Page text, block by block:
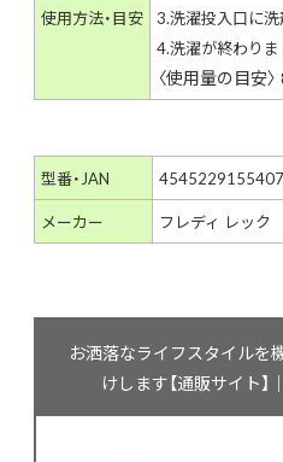
使用方法・目安 3.洗濯投入口に洗
4.洗濯が終わり
〈使用量の目安
型番・JAN
メーカー
フレディ レック
お洒落なライフスタイルを
けします【通販サイト